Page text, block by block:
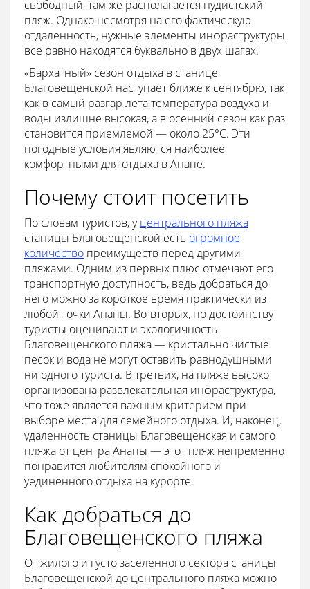
свободный, там же располагается нудистский
пляж. Однако несмотря на его фактическую
отдаленность, нужные элементы инфраструктуры
все равно находятся буквально в двух шагах.
«Бархатный» сезон отдыха в станице
Благовещенской наступает ближе к сентябрю, так
как в самый разгар лета температура воздуха и
воды излишне высокая, а в осенний сезон как раз
становится приемлемой — около 25°С. Эти
погодные условия являются наиболее
комфортными для отдыха в Анапе.
Почему стоит посетить
По словам туристов, уцентрального пляжа
станицы Благовещенской есть огромное
количество преимуществ перед другими
пляжами. Одним из первых плюс отмечают его
транспортную доступность, ведь добраться до
него можно за короткое время практически из
любой точки Анапы. Во-вторых, по достоинству
туристы оценивают и экологичность
Благовещенского пляжа — кристально чистые
песок и вода не могут оставить равнодушными
ни одного туриста. В третьих, на пляже высоко
организована развлекательная инфраструктура,
что тоже является важным критерием при
выборе места для семейного отдыха. И, наконец,
удаленность станицы Благовещенская и самого
пляжа от центра Анапы — этот пляж непременно
понравится любителям спокойного и
уединенного отдыха на курорте.
Как добраться до
Благовещенского пляжа
От жилого и густо заселенного сектора станицы
Благовещенской до центрального пляжа можно